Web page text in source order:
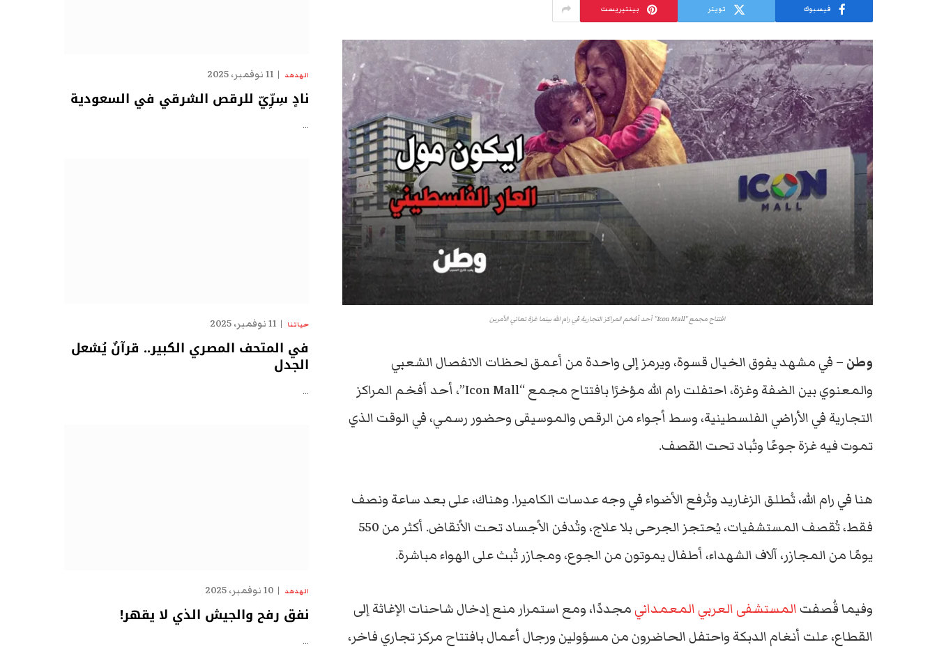
فيسبوك تويتر بينتيريست
افتتاح مجمع "Icon Mall" أحد أفخم المراكز التجارية في رام الله بينما غزة تعاني الأمرين
وطن – في مشهد يفوق الخيال قسوة، ويرمز إلى واحدة من أعمق لحظات الانفصال الشعبي
والمعنوي بين الضفة وغزة، احتفلت رام الله مؤخرًا بافتتاح مجمع “Icon Mall”، أحد أفخم المراكز
التجارية في الأراضي الفلسطينية، وسط أجواء من الرقص والموسيقى وحضور رسمي، في الوقت الذي
تموت فيه غزة جوعًا وتُباد تحت القصف.
هنا في رام الله، تُطلق الزغاريد وتُرفع الأضواء في وجه عدسات الكاميرا. وهناك، على بعد ساعة ونصف
فقط، تُقصف المستشفيات، يُحتجز الجرحى بلا علاج، وتُدفن الأجساد تحت الأنقاض. أكثر من 550
يومًا من المجازر، آلاف الشهداء، أطفال يموتون من الجوع، ومجازر تُبث على الهواء مباشرة.
وفيما قُصفتالمستشفى العربي المعمدانيمجددًا، ومع استمرار منع إدخال شاحنات الإغاثة إلى
القطاع، علت أنغام الدبكة واحتفل الحاضرون من مسؤولين ورجال أعمال بافتتاح مركز تجاري فاخر،
الهدهد 11 نوفمبر، 2025
نادٍ سِرِّيّ للرقص الشرقي في السعودية
…
حياتنا 11 نوفمبر، 2025
في المتحف المصري الكبير.. قرآنٌ يُشعل
الجدل
…
الهدهد 10 نوفمبر، 2025
نفق رفح والجيش الذي لا يقهر!
…